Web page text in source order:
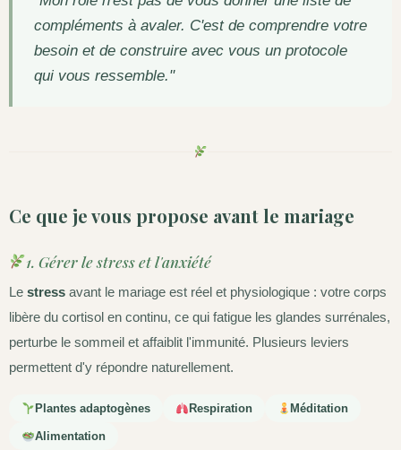
compléments à avaler. C'est de comprendre votre
besoin et de construire avec vous un protocole
qui vous ressemble."
Ce que je vous propose avant le mariage
1. Gérer le stress et l'anxiété
Le stress avant le mariage est réel et physiologique : votre corps
libère du cortisol en continu, ce qui fatigue les glandes surrénales,
perturbe le sommeil et affaiblit l'immunité. Plusieurs leviers
permettent d'y répondre naturellement.
Plantes adaptogènes Respiration Méditation
Alimentation